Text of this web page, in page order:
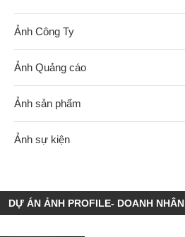
Ảnh Công Ty
Ảnh Quảng cáo
Ảnh sản phẩm
Ảnh sự kiện
DỰ ÁN ẢNH PROFILE- DOANH NHÂN